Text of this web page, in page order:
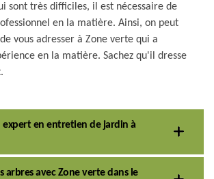
sont très difficiles, il est nécessaire de
en la matière. Ainsi, on peut
vous adresser à Zone verte qui a
en la matière. Sachez qu'il dresse
expert en entretien de jardin à
arbres avec Zone verte dans le